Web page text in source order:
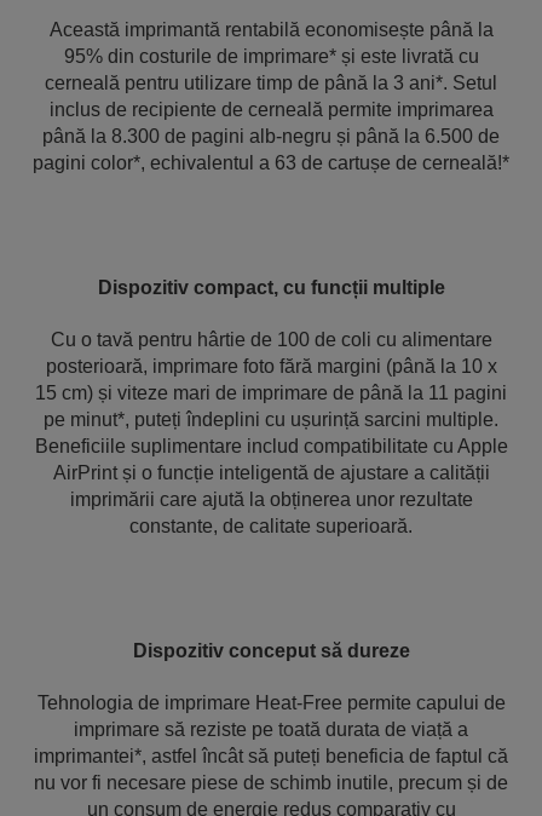
Această imprimantă rentabilă economisește până la
95% din costurile de imprimare* și este livrată cu
cerneală pentru utilizare timp de până la 3 ani*. Setul
inclus de recipiente de cerneală permite imprimarea
până la 8.300 de pagini alb-negru și până la 6.500 de
pagini color*, echivalentul a 63 de cartușe de cerneală!*
Dispozitiv compact, cu funcții multiple
Cu o tavă pentru hârtie de 100 de coli cu alimentare
posterioară, imprimare foto fără margini (până la 10 x
15 cm) și viteze mari de imprimare de până la 11 pagini
pe minut*, puteți îndeplini cu ușurință sarcini multiple.
Beneficiile suplimentare includ compatibilitate cu Apple
AirPrint și o funcție inteligentă de ajustare a calității
imprimării care ajută la obținerea unor rezultate
constante, de calitate superioară.
Dispozitiv conceput să dureze
Tehnologia de imprimare Heat-Free permite capului de
imprimare să reziste pe toată durata de viață a
imprimantei*, astfel încât să puteți beneficia de faptul că
nu vor fi necesare piese de schimb inutile, precum și de
un consum de energie redus comparativ cu